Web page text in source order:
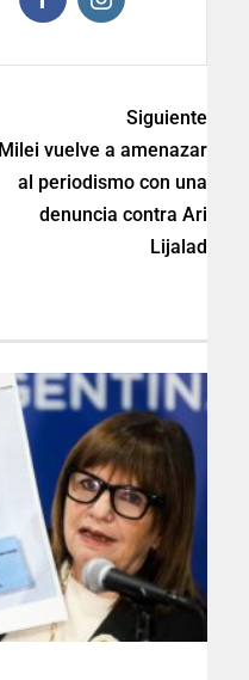
Siguiente
Milei vuelve a amenazar
al periodismo con una
denuncia contra Ari
Lijalad